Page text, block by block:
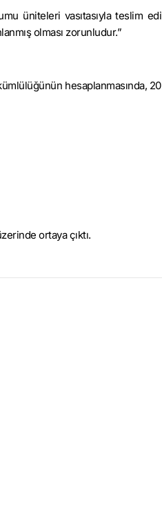
üniteleri vasıtasıyla teslim
olması zorunludur.”
hesaplanmasında,
ortaya çıktı.